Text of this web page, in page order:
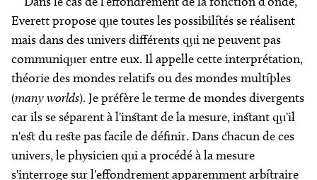
Everett propose que toutes les possibilités se réalisent
mais dans des univers différents qui ne peuvent pas
communiquer entre eux. Il appelle cette interprétation,
théorie des mondes relatifs ou des mondes multiples
(many worlds). Je préfère le terme de mondes divergents
car ils se séparent à l'instant de la mesure, instant qu'il
n'est du reste pas facile de définir. Dans chacun de ces
univers, le physicien qui a procédé à la mesure
s'interroge sur l'effondrement apparemment arbitraire